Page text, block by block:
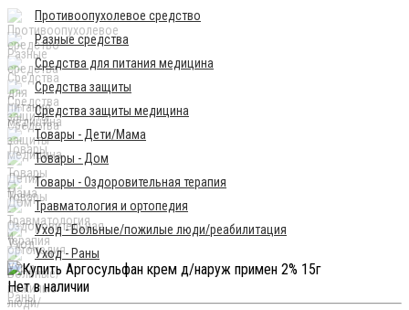
Противоопухолевое средство
Разные средства
Средства для питания медицина
Средства защиты
Средства защиты медицина
Товары - Дети/Мама
Товары - Дом
Товары - Оздоровительная терапия
Травматология и ортопедия
Уход - Больные/пожилые люди/реабилитация
Уход - Раны
Нет в наличии